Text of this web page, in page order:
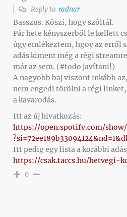
Reply to radnar
Basszus. Köszi, hogy szóltál.
Pár hete kényszerből le kellett
úgy emlékeztem, hgoy az erről
adás kiment még a régi
már az sem. (#todo javítani!)
A nagyobb baj viszont inkább
nem engedi törölni a régi
a kavarodás.
Itt az új hivatkozás:
https://open.spotify.com/show/
Itt pedig egy lista a korábbi
https://csak.taccs.hu/hetvegi-
0